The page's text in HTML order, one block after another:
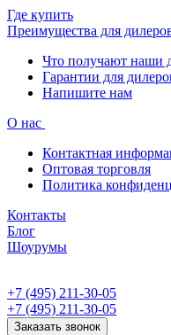
Где купить
Преимущества для
Что получают наши
Гарантии для
Напишите нам
О нас
Контактная
Оптовая торговля
Политика
Контакты
Блог
Шоурумы
+7 (495) 211-30-05
+7 (495) 211-30-05
Заказать звонок